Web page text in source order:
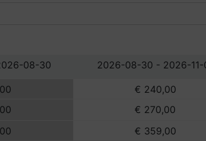
08-30 2026-08-30 - 2026-11-
€ 240,00
€ 270,00
€ 359,00